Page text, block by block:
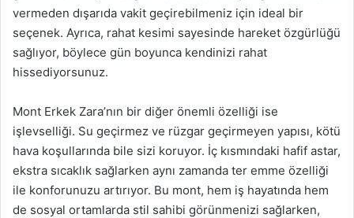
vermeden dışarıda vakit geçirebilmeniz için ideal bir
seçenek. Ayrıca, rahat kesimi sayesinde hareket özgürlüğü
sağlıyor, böylece gün boyunca kendinizi rahat
hissediyorsunuz.
Mont Erkek Zara’nın bir diğer önemli özelliği ise
işlevselliği. Su geçirmez ve rüzgar geçirmeyen yapısı, kötü
hava koşullarında bile sizi koruyor. İç kısmındaki hafif astar,
ekstra sıcaklık sağlarken aynı zamanda ter emme özelliği
ile konforunuzu artırıyor. Bu mont, hem iş hayatında hem
de sosyal ortamlarda stil sahibi görünmenizi sağlarken,